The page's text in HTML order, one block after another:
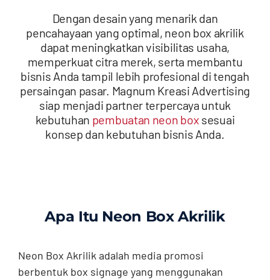
Dengan desain yang menarik dan
pencahayaan yang optimal, neon box akrilik
dapat meningkatkan visibilitas usaha,
memperkuat citra merek, serta membantu
bisnis Anda tampil lebih profesional di tengah
persaingan pasar. Magnum Kreasi Advertising
siap menjadi partner terpercaya untuk
kebutuhan pembuatan neon box sesuai
konsep dan kebutuhan bisnis Anda.
Apa Itu Neon Box Akrilik
Neon Box Akrilik adalah media promosi
berbentuk box signage yang menggunakan